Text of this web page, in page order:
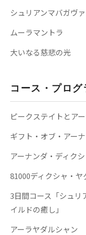
シュリアンマバガヴ
ムーラマントラ
大いなる慈悲の光
コース・プログ
ピークステイトとア
ギフト・オブ・アー
アーナンダ・ディク
81000ディクシャ・ヤ
3日間コース「シュリ
イルドの癒し」
アーラヤダルシャン